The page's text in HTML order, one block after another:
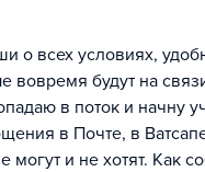
о всех условиях,
вовремя будут на
в поток и начну
в Почте, в
и не хотят. Как